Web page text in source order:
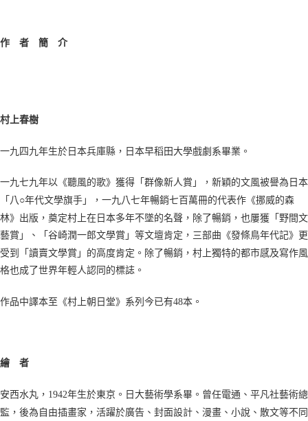
作 者 簡 介
村上春樹
一九四九年生於日本兵庫縣，日本早稻田大學戲劇系畢業。
一九七九年以《聽風的歌》獲得「群像新人賞」，新穎的文風被譽為日本
「八○年代文學旗手」，一九八七年暢銷七百萬冊的代表作《挪威的森
林》出版，奠定村上在日本多年不墜的名聲，除了暢銷，也屢獲「野間文
藝賞」、「谷崎潤一郎文學賞」等文壇肯定，三部曲《發條鳥年代記》更
受到「讀賣文學賞」的高度肯定。除了暢銷，村上獨特的都市感及寫作風
格也成了世界年輕人認同的標誌。
作品中譯本至《村上朝日堂》系列今已有48本。
繪 者
安西水丸，1942年生於東京。日大藝術學系畢。曾任電通、平凡社藝術總
監，後為自由插畫家，活躍於廣告、封面設計、漫畫、小說、散文等不同